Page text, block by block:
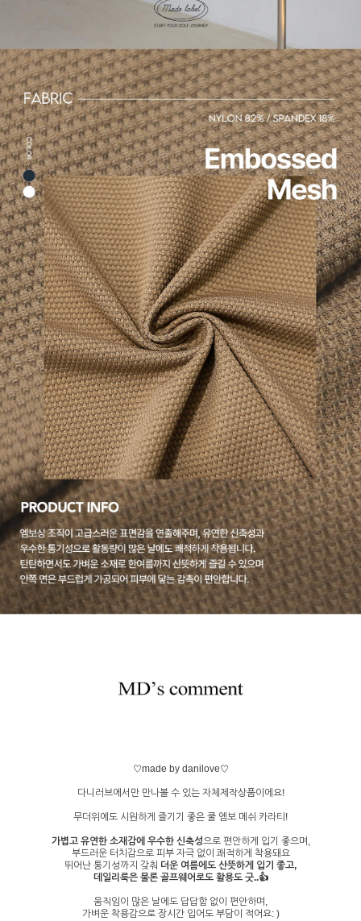
♡made by danilove♡
다니러브에서만 만나볼 수 있는 자체제작상품이에요!
무더위에도 시원하게 즐기기 좋은 쿨 엠보 메쉬 카라티!
가볍고 유연한 소재감에 우수한 신축성으로 편안하게 입기 좋으며,
부드러운 터치감으로 피부 자극 없이 쾌적하게 착용돼요
뛰어난 통기성까지 갖춰 더운 여름에도 산뜻하게 입기 좋고,
데일리룩은 물론 골프웨어로도 활용도 굿..👍
움직임이 많은 날에도 답답함 없이 편안하며,
가벼운 착용감으로 장시간 입어도 부담이 적어요: )